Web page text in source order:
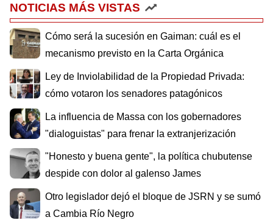
NOTICIAS MÁS VISTAS
Cómo será la sucesión en Gaiman: cuál es el
mecanismo previsto en la Carta Orgánica
Ley de Inviolabilidad de la Propiedad Privada:
cómo votaron los senadores patagónicos
La influencia de Massa con los gobernadores
"dialoguistas" para frenar la extranjerización
"Honesto y buena gente", la política chubutense
despide con dolor al galenso James
Otro legislador dejó el bloque de JSRN y se sumó
a Cambia Río Negro